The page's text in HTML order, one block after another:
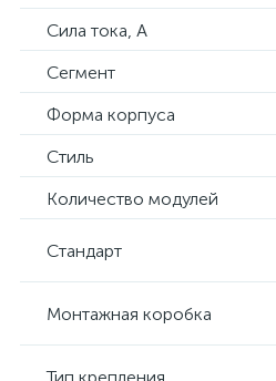
Сила тока, А
Сегмент
Форма корпуса
Стиль
Количество модулей
Стандарт
Монтажная коробка